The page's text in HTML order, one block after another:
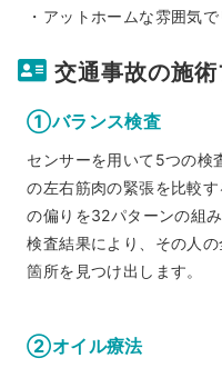
・アットホームな雰囲気
交通事故の施
①バランス検査
センサーを用いて5つの検
の左右筋肉の緊張を比較
の偏りを32パターンの組
検査結果により、その人
箇所を見つけ出します。
②オイル療法